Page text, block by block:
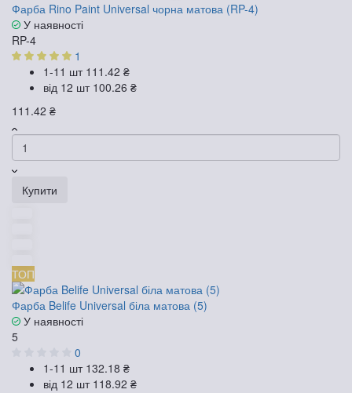
Фарба Rino Paint Universal чорна матова (RP-4)
У наявності
RP-4
1
1-11 шт 111.42 ₴
від 12 шт 100.26 ₴
111.42 ₴
Купити
ТОП
Фарба Belife Universal біла матова (5)
У наявності
5
0
1-11 шт 132.18 ₴
від 12 шт 118.92 ₴